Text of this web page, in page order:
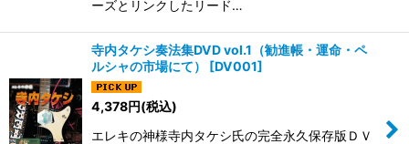
ーズとリンクしたリード…
寺内タケシ奏法集DVD vol.1（勧進帳・運命・ペ
ルシャの市場にて）
[DV001]
4,378円(税込)
エレキの神様寺内タケシ氏の完全永久保存版ＤＶ